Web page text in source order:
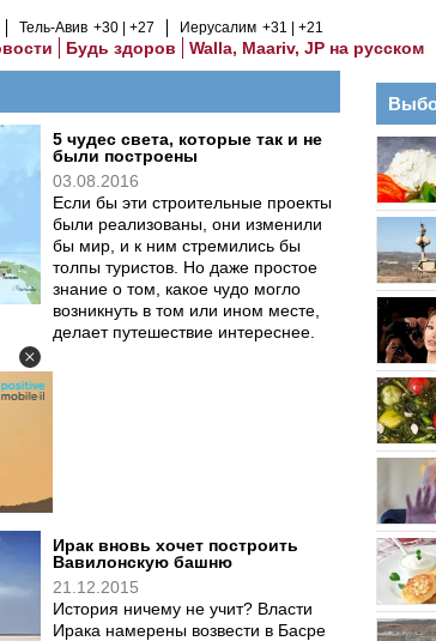
Тель-Авив +30 +27 Иерусалим +31 +21
Будь здоров Walla, Maariv, JP на русском
5 чудес света, которые так и не
были построены
03.08.2016
Если бы эти строительные проекты
были реализованы, они изменили
бы мир, и к ним стремились бы
толпы туристов. Но даже простое
знание о том, какое чудо могло
возникнуть в том или ином месте,
делает путешествие интереснее.
Ирак вновь хочет построить
Вавилонскую башню
21.12.2015
История ничему не учит? Власти
Ирака намерены возвести в Басре